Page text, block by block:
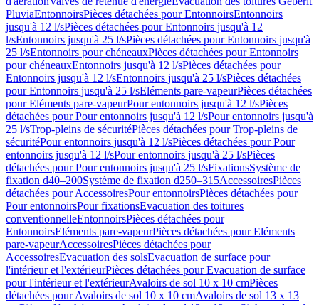
PluviaEntonnoirsPièces détachées pour EntonnoirsEntonnoirs
jusqu'à 12 l/sPièces détachées pour Entonnoirs jusqu'à 12
l/sEntonnoirs jusqu'à 25 l/sPièces détachées pour Entonnoirs jusqu'à
25 l/sEntonnoirs pour chéneauxPièces détachées pour Entonnoirs
pour chéneauxEntonnoirs jusqu'à 12 l/sPièces détachées pour
Entonnoirs jusqu'à 12 l/sEntonnoirs jusqu'à 25 l/sPièces détachées
pour Entonnoirs jusqu'à 25 l/sEléments pare-vapeurPièces détachées
pour Eléments pare-vapeurPour entonnoirs jusqu'à 12 l/sPièces
détachées pour Pour entonnoirs jusqu'à 12 l/sPour entonnoirs jusqu'à
25 l/sTrop-pleins de sécuritéPièces détachées pour Trop-pleins de
sécuritéPour entonnoirs jusqu'à 12 l/sPièces détachées pour Pour
entonnoirs jusqu'à 12 l/sPour entonnoirs jusqu'à 25 l/sPièces
détachées pour Pour entonnoirs jusqu'à 25 l/sFixationsSystème de
fixation d40–200Système de fixation d250–315AccessoiresPièces
détachées pour AccessoiresPour entonnoirsPièces détachées pour
Pour entonnoirsPour fixationsEvacuation des toitures
conventionnelleEntonnoirsPièces détachées pour
EntonnoirsEléments pare-vapeurPièces détachées pour Eléments
pare-vapeurAccessoiresPièces détachées pour
AccessoiresEvacuation des solsEvacuation de surface pour
l'intérieur et l'extérieurPièces détachées pour Evacuation de surface
pour l'intérieur et l'extérieurAvaloirs de sol 10 x 10 cmPièces
détachées pour Avaloirs de sol 10 x 10 cmAvaloirs de sol 13 x 13